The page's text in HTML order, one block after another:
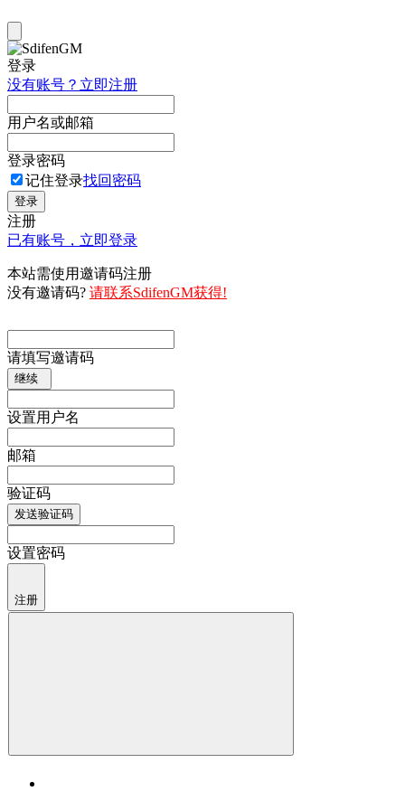
登录
没有账号？立即注册
用户名或邮箱
登录密码
记住登录找回密码
登录
注册
已有账号，立即登录
本站需使用邀请码注册
没有邀请码? 请联系SdifenGM获得!
请填写邀请码
继续
设置用户名
邮箱
验证码
发送验证码
设置密码
注册